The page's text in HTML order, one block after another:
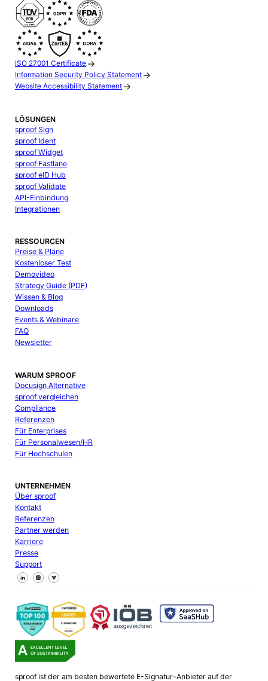
ISO 27001 Certificate
Information Security Policy Statement
Website Accessibility Statement
LÖSUNGEN
sproof Sign
sproof Ident
sproof Widget
sproof Fastlane
sproof eID Hub
sproof Validate
API-Einbindung
Integrationen
RESSOURCEN
Preise & Pläne
Kostenloser Test
Demovideo
Strategy Guide (PDF)
Wissen & Blog
Downloads
Events & Webinare
FAQ
Newsletter
WARUM SPROOF
Docusign Alternative
sproof vergleichen
Compliance
Referenzen
Für Enterprises
Für Personalwesen/HR
Für Hochschulen
UNTERNEHMEN
Über sproof
Kontakt
Referenzen
Partner werden
Karriere
Presse
Support
Follow us on Facebook
Follow us on X
Follow us on LinkedIn
sproof ist der am besten bewertete E-Signatur-Anbieter auf der